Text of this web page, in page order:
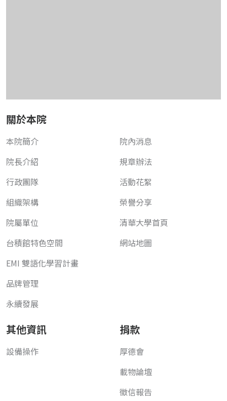
關於本院
本院簡介
院長介紹
行政團隊
組織架構
院屬單位
台積館特色空間
EMI 雙語化學習計畫
品牌管理
永續發展
院內消息
規章辦法
活動花絮
榮譽分享
清華大學首頁
網站地圖
其他資訊
設備操作
捐款
厚德會
載物論壇
徵信報告